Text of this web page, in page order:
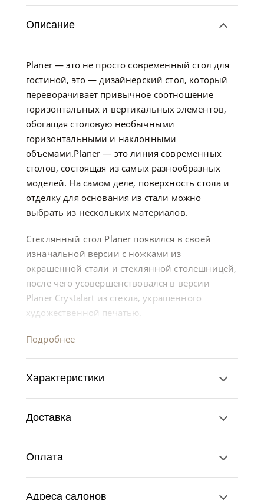
Описание
Planer — это не просто современный стол для
гостиной, это — дизайнерский стол, который
переворачивает привычное соотношение
горизонтальных и вертикальных элементов,
обогащая столовую необычными
горизонтальными и наклонными
объемами.Planer — это линия современных
столов, состоящая из самых разнообразных
моделей. На самом деле, поверхность стола и
отделку для основания из стали можно
выбрать из нескольких материалов.
Стеклянный стол Planer появился в своей
изначальной версии с ножками из
окрашенной стали и стеклянной столешницей,
после чего усовершенствовался в версии
Planer Crystalart из стекла, украшенного
художественной печатью.
Подробнее
Характеристики
Доставка
Оплата
Адреса салонов